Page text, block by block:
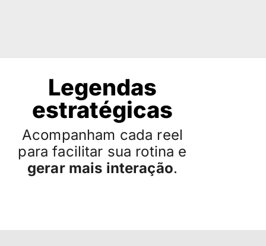
Legendas
estratégicas
Acompanham cada reel
para facilitar sua rotina e
gerar mais interação.